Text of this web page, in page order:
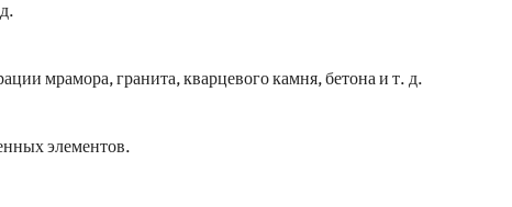
мрамора, гранита, кварцевого камня, бетона и т. д.
элементов.